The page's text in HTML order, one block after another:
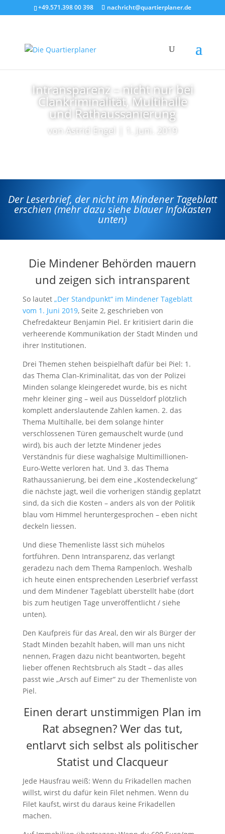
+49.571.398 00 398 nachricht@quartierplaner.de
Intransparenz – nicht nur bei
Clankriminalität, Multihalle
und Rathaussanierung
von Astrid Engel 1. Juni. 2019
Der Leserbrief, der nicht im Mindener Tageblatt
erschien (mehr dazu siehe blauer Infokasten
unten)
Die Mindener Behörden mauern
und zeigen sich intransparent
So lautet „Der Standpunkt“ im Mindener Tageblatt
vom 1. Juni 2019, Seite 2, geschrieben von
Chefredakteur Benjamin Piel. Er kritisiert darin die
verheerende Kommunikation der Stadt Minden und
ihrer Institutionen.
Drei Themen stehen beispielhaft dafür bei Piel: 1.
das Thema Clan-Kriminalität, das von der Polizei
Minden solange kleingeredet wurde, bis es nicht
mehr kleiner ging – weil aus Düsseldorf plötzlich
komplett anderslautende Zahlen kamen. 2. das
Thema Multihalle, bei dem solange hinter
verschlossenen Türen gemauschelt wurde (und
wird), bis auch der letzte Mindener jedes
Verständnis für diese waghalsige Multimillionen-
Euro-Wette verloren hat. Und 3. das Thema
Rathaussanierung, bei dem eine „Kostendeckelung“
die nächste jagt, weil die vorherigen ständig geplatzt
sind, da sich die Kosten – anders als von der Politik
blau vom Himmel heruntergesprochen – eben nicht
deckeln liessen.
Und diese Themenliste lässt sich mühelos
fortführen. Denn Intransparenz, das verlangt
geradezu nach dem Thema Rampenloch. Weshalb
ich heute einen entsprechenden Leserbrief verfasst
und dem Mindener Tageblatt überstellt habe (dort
bis zum heutigen Tage unveröffentlicht / siehe
unten).
Den Kaufpreis für das Areal, den wir als Bürger der
Stadt Minden bezahlt haben, will man uns nicht
nennen, Fragen dazu nicht beantworten, begeht
lieber offenen Rechtsbruch als Stadt – das alles
passt wie „Arsch auf Eimer“ zu der Themenliste von
Piel.
Einen derart unstimmigen Plan im
Rat absegnen? Wer das tut,
entlarvt sich selbst als politischer
Statist und Clacqueur
Jede Hausfrau weiß: Wenn du Frikadellen machen
willst, wirst du dafür kein Filet nehmen. Wenn du
Filet kaufst, wirst du daraus keine Frikadellen
machen.